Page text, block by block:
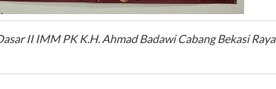
II IMM PK K.H. Ahmad Badawi Cabang Bekasi Raya